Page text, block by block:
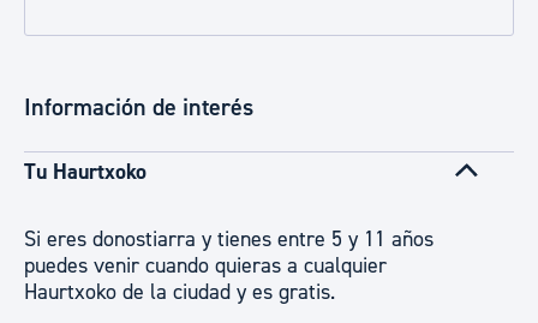
Información de interés
Tu Haurtxoko
Si eres donostiarra y tienes entre 5 y 11 años
puedes venir cuando quieras a cualquier
Haurtxoko de la ciudad y es gratis.